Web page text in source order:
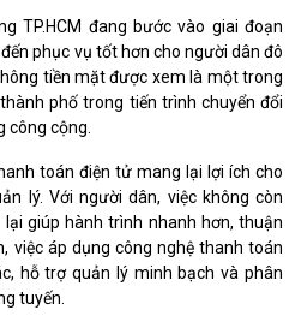
TP.HCM đang bước vào giai đoạn
phục vụ tốt hơn cho người dân đô
tiền mặt được xem là một trong
phố trong tiến trình chuyển đổi
công cộng.
toán điện tử mang lại lợi ích cho
lý. Với người dân, việc không còn
giúp hành trình nhanh hơn, thuận
việc áp dụng công nghệ thanh toán
hỗ trợ quản lý minh bạch và phân
tuyến.